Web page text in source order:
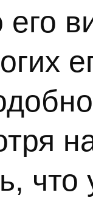
его
что